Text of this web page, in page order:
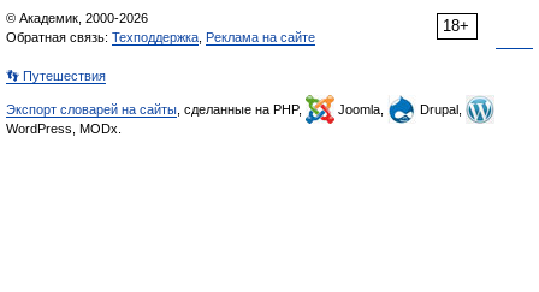
18+
© Академик, 2000-2026
Обратная связь: Техподдержка Реклама на сайте
👣 Путешествия
Экспорт словарей на сайты , сделанные на PHP, Joomla,
Drupal,
WordPress, MODx.